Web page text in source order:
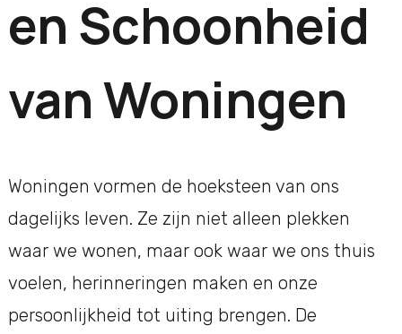
en Schoonheid
van Woningen
Woningen vormen de hoeksteen van ons
dagelijks leven. Ze zijn niet alleen plekken
waar we wonen, maar ook waar we ons thuis
voelen, herinneringen maken en onze
persoonlijkheid tot uiting brengen. De